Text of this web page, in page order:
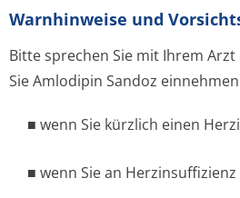
Warnhinweise und
Bitte sprechen Sie mit Ihrem
Sie Amlodipin Sandoz einnehmen
■ wenn Sie kürzlich einen
■ wenn Sie an